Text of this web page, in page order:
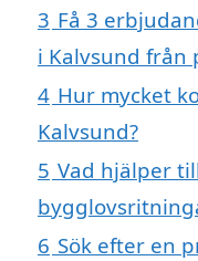
3 Få 3
i Kalvsund från
4 Hur mycket
Kalvsund?
5 Vad hjälper
6 Sök efter en